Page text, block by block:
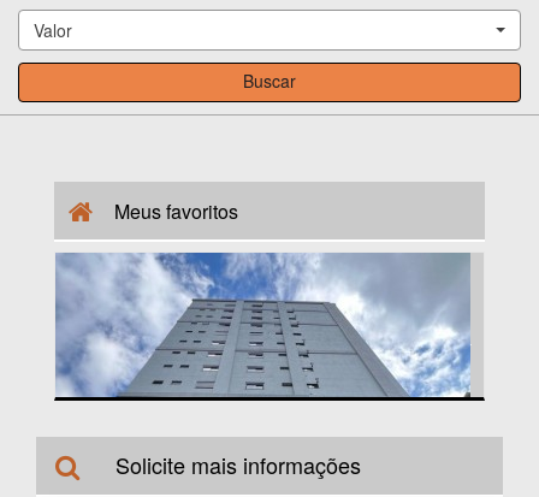
Valor
Buscar
Meusfavoritos
APTO NOVO NA QUADRA-MAR
MEIA PRAIA | ITAPEMA |
3 | 2 | 2.480.000,00
Solicite mais informações